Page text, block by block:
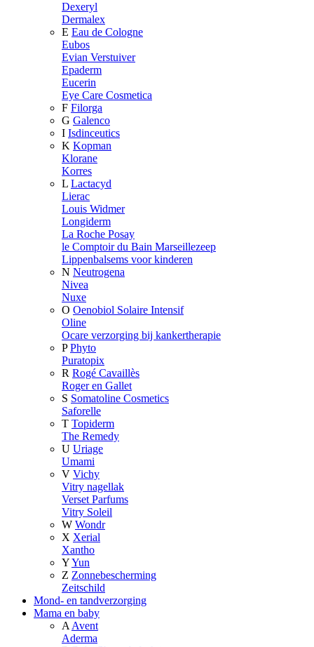
Dexeryl
Dermalex
E Eau de Cologne
Eubos
Evian Verstuiver
Epaderm
Eucerin
Eye Care Cosmetica
F Filorga
G Galenco
I Isdinceutics
K Kopman
Klorane
Korres
L Lactacyd
Lierac
Louis Widmer
Longiderm
La Roche Posay
le Comptoir du Bain Marseillezeep
Lippenbalsems voor kinderen
N Neutrogena
Nivea
Nuxe
O Oenobiol Solaire Intensif
Oline
Ocare verzorging bij kankertherapie
P Phyto
Puratopix
R Rogé Cavaillès
Roger en Gallet
S Somatoline Cosmetics
Saforelle
T Topiderm
The Remedy
U Uriage
Umami
V Vichy
Vitry nagellak
Verset Parfums
Vitry Soleil
W Wondr
X Xerial
Xantho
YYun
Z Zonnebescherming
Zeitschild
Mond- en tandverzorging
Mama en baby
A Avent
Aderma